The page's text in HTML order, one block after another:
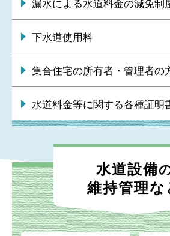
下水道使用料
集合住宅の所有者・管理者の
水道料金等に関する各種証明
水道設備
維持管理な